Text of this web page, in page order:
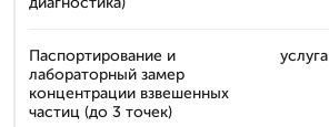
Паспортирование и
лабораторный замер
концентрации взвешенных
частиц (до 3 точек)
услуга